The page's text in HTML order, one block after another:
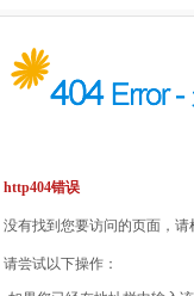
http404错误
没有找到您要访问的页面，
请尝试以下操作：